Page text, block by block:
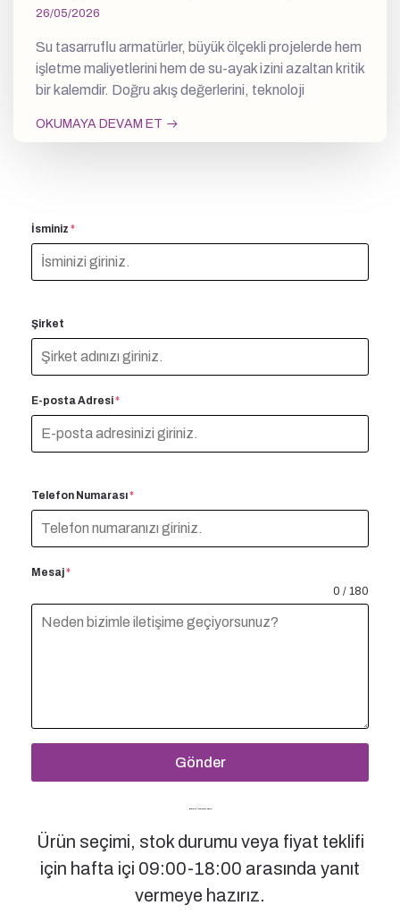
26/05/2026
Su tasarruflu armatürler, büyük ölçekli projelerde hem
işletme maliyetlerini hem de su-ayak izini azaltan kritik
bir kalemdir. Doğru akış değerlerini, teknoloji
OKUMAYA DEVAM ET
İsminiz *
Şirket
E-posta Adresi*
Telefon Numarası*
Mesaj*
0 / 180
Gönder
Bizimle İletişime Geçin
Ürün seçimi, stok durumu veya fiyat teklifi
için hafta içi 09:00-18:00 arasında yanıt
vermeye hazırız.